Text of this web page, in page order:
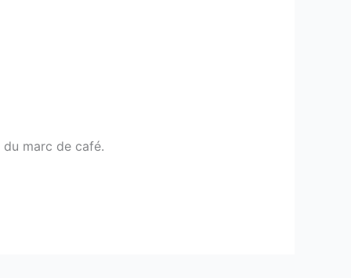
marc de café.